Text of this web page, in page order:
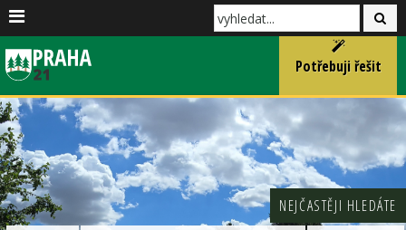
Potřebuji řešit
NEJČASTĚJI HLEDÁTE